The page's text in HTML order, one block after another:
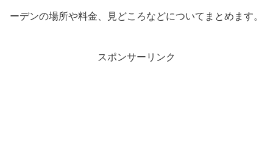
ーデンの場所や料金、見どころなどについてまとめます。
スポンサーリンク